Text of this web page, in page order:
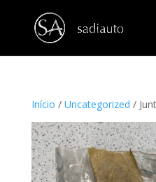
Início / Uncategorized /